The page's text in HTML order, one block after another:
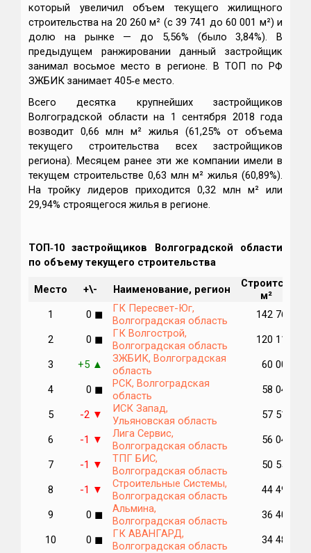
который увеличил объем текущего жилищного
строительства на 20 260 м² (с 39 741 до 60 001 м²) и
долю на рынке — до 5,56% (было 3,84%). В
предыдущем ранжировании данный застройщик
занимал восьмое место в регионе. В ТОП по РФ
ЗЖБИК занимает 405‑е место.
Всего десятка крупнейших застройщиков
Волгоградской области на 1 сентября 2018 года
возводит 0,66 млн м² жилья (61,25% от объема
текущего строительства всех застройщиков
региона). Месяцем ранее эти же компании имели в
текущем строительстве 0,63 млн м² жилья (60,89%).
На тройку лидеров приходится 0,32 млн м² или
29,94% строящегося жилья в регионе.
ТОП‑10 застройщиков Волгоградской области
по объему текущего строительства
Место +\- Наименование, регион
Строится,
м²
1
0 ◼
ГК Пересвет-Юг,
Волгоградская область
142 769
2
0 ◼
ГК Волгострой,
Волгоградская область
120 117
3
+5 ▲
ЗЖБИК, Волгоградская
область
60 001
4
0 ◼
РСК, Волгоградская
область
58 048
5
-2 ▼
ИСК Запад,
Ульяновская область
57 513
6
-1 ▼
Лига Сервис,
Волгоградская область
56 045
7
-1 ▼
ТПГ БИС,
Волгоградская область
50 553
8
-1 ▼
Строительные Системы,
Волгоградская область
44 498
9
0 ◼
Альмина,
Волгоградская область
36 406
10
0 ◼
ГК АВАНГАРД,
Волгоградская область
34 488